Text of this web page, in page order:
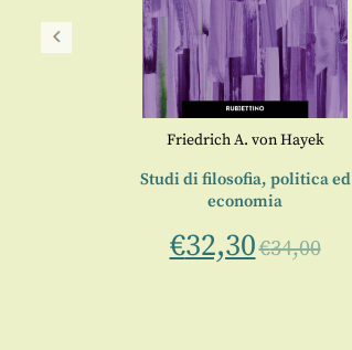
Friedrich A. von Hayek
Studi di filosofia, politica ed
economia
€32,30€34,00